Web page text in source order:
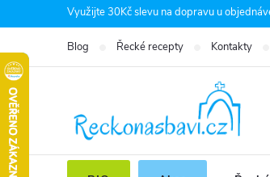
na
obsah
Využijte 30Kč slevu na dopravu u
Blog Řecké recepty Kontakty